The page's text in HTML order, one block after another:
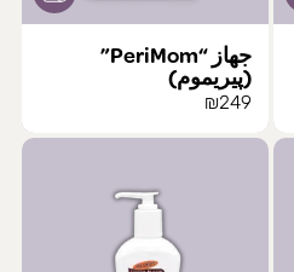
جهاز “PeriMom”
(پيريموم)
₪249